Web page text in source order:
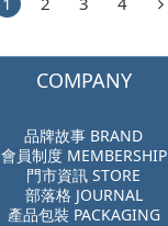
COMPANY
品牌故事 BRAND
會員制度 MEMBERSHIP
門市資訊 STORE
部落格 JOURNAL
產品包裝 PACKAGING